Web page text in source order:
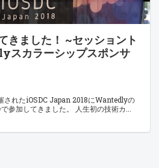
きました！ ~セッショント
カラーシップスポンサ
れたiOSDC Japan 2018にWantedlyの
参加してきました。 人生初の技術カ